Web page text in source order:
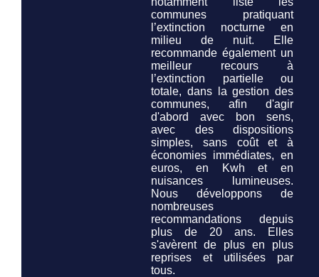
communes pratiquant
l’extinction nocturne en
milieu de nuit. Elle
recommande également un
meilleur recours à
l’extinction partielle ou
totale, dans la gestion des
communes, afin d'agir
d'abord avec bon sens,
avec des dispositions
simples, sans coût et à
économies immédiates, en
euros, en Kwh et en
nuisances lumineuses.
Nous développons de
nombreuses
recommandations depuis
plus de 20 ans. Elles
s'avèrent de plus en plus
reprises et utilisées par
tous.